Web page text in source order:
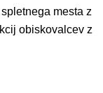
mesta z
obiskovalcev z